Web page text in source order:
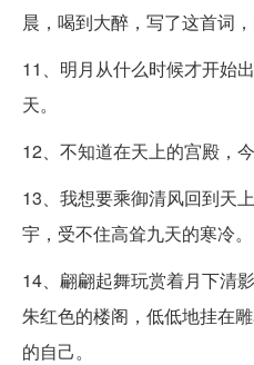
晨，喝到大醉，写了这首词
11、明月从什么时候才开始
天。
12、不知道在天上的宫殿，
13、我想要乘御清风回到天
宇，受不住高耸九天的寒冷。
14、翩翩起舞玩赏着月下清
朱红色的楼阁，低低地挂在
的自己。